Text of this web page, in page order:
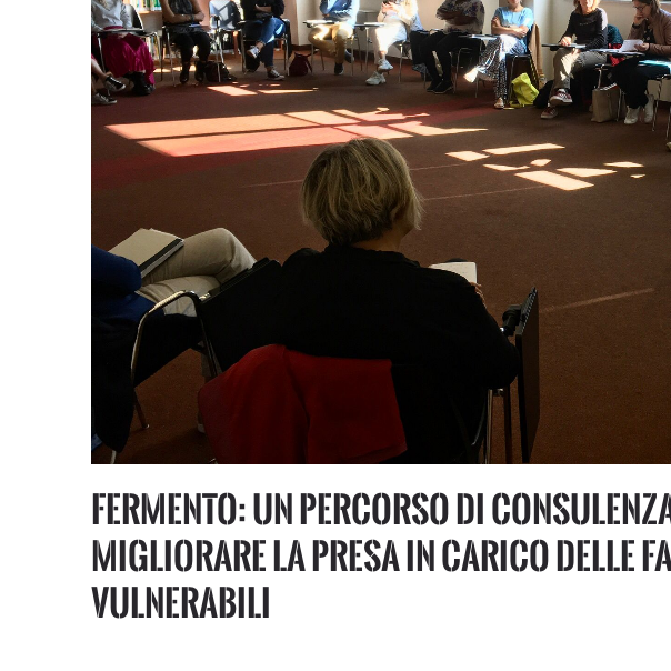
Fermento: Un percorso di
migliorare la presa in carico delle
vulnerabili